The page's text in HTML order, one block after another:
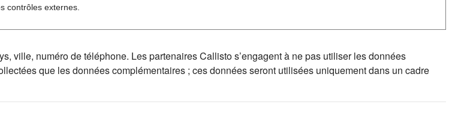
contrôles externes.
ville, numéro de téléphone. Les partenaires Callisto s’engagent à ne pas utiliser les données
que les données complémentaires ; ces données seront utilisées uniquement dans un cadre